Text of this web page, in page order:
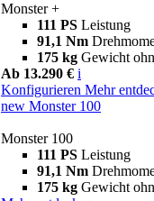
Monster +
111 PS Leistung
91,1 Nm
175 kg Gewicht
Ab 13.290 € i
Konfigurieren Mehr
new Monster 100
Monster 100
111 PS Leistung
91,1 Nm
175 kg Gewicht